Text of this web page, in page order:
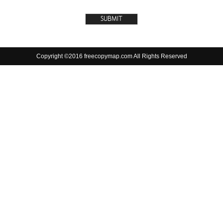
Copyright ©2016 freecopymap.com All Rights Reserved